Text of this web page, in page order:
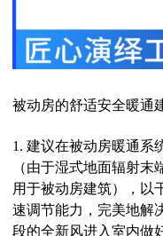
被动房的舒适安全暖通
1. 建议在被动房暖通系
（由于湿式地面辐射
用于被动房建筑），以
速调节能力，完美地解
段的全新风进入室内做